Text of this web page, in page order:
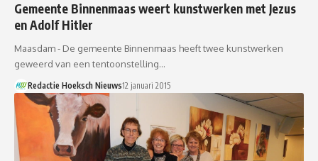
Gemeente Binnenmaas weert kunstwerken met Jezus
en Adolf Hitler
Maasdam - De gemeente Binnenmaas heeft twee kunstwerken
geweerd van een tentoonstelling…
Redactie Hoeksch Nieuws12 januari 2015